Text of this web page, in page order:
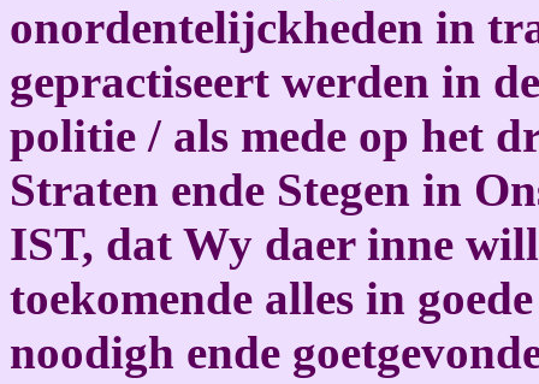
onordentelijckheden in
gepractiseert werden in
politie / als mede op het
Straten ende Stegen in
IST, dat Wy daer inne
toekomende alles in
noodigh ende